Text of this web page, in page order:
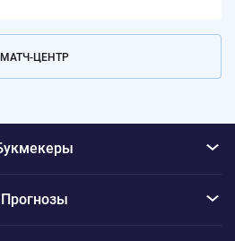
МАТЧ-ЦЕНТР
Прогнозы